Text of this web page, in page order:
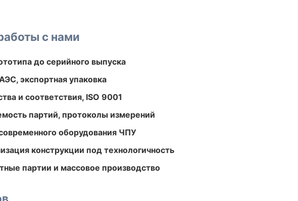
с нами
до серийного выпуска
экспортная упаковка
и соответствия, ISO 9001
партий, протоколы измерений
оборудования ЧПУ
конструкции под технологичность
партии и массовое производство